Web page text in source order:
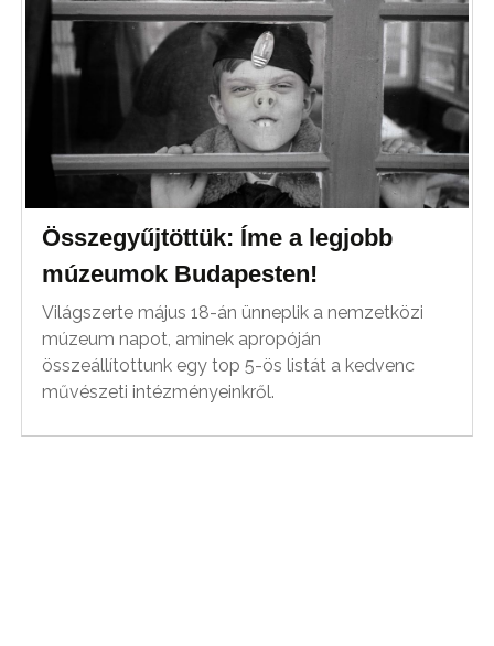
Összegyűjtöttük: Íme a legjobb
múzeumok Budapesten!
Világszerte május 18-án ünneplik a nemzetközi
múzeum napot, aminek apropóján
összeállítottunk egy top 5-ös listát a kedvenc
művészeti intézményeinkről.